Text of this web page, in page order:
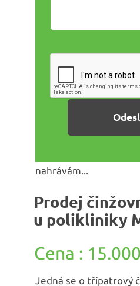
nahrávám...
Prodej
u polikliniky
Jedná se o třípatrový